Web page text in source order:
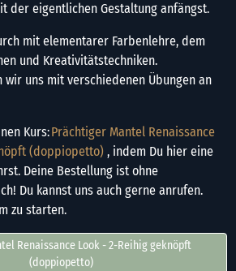
der eigentlichen Gestaltung anfängst.
mit elementarer Farbenlehre, dem
und Kreativitätstechniken.
wir uns mit verschiedenen Übungen an
Kurs:Prächtiger Mantel Renaissance
(doppiopetto), indem Du hier eine
Deine Bestellung ist ohne
Du kannst uns auch gerne anrufen.
zu starten.
Renaissance Look - 2-Reihig geknöpft
(doppiopetto)